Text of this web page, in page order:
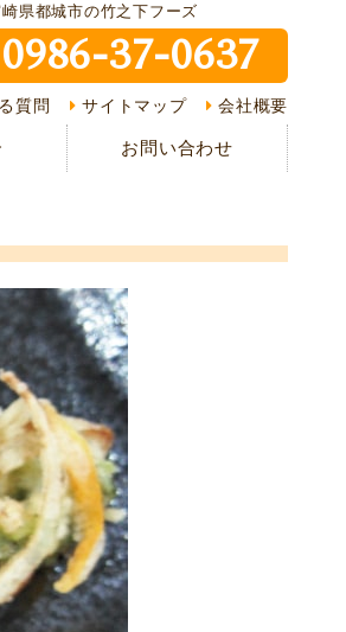
県都城市の竹之下フーズ
0986-37-0637
質問 サイトマップ 会社概要
お問い合わせ
紹介
の声
流れ
報
バシーポリシー